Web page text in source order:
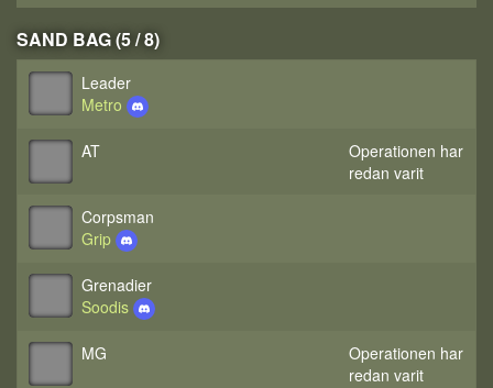
SAND BAG (5 / 8)
Leader
Metro
AT
Operationen har
redan varit
Corpsman
Grip
Grenadier
Soodis
MG
Operationen har
redan varit